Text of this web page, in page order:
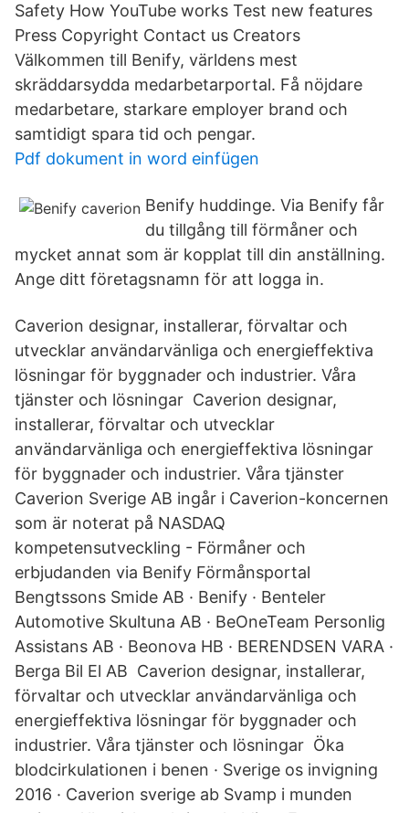
Safety How YouTube works Test new features
Press Copyright Contact us Creators
Välkommen till Benify, världens mest
skräddarsydda medarbetarportal. Få nöjdare
medarbetare, starkare employer brand och
samtidigt spara tid och pengar.
Pdf dokument in word einfügen
Benify huddinge. Via Benify får
du tillgång till förmåner och
mycket annat som är kopplat till din anställning.
Ange ditt företagsnamn för att logga in.
Caverion designar, installerar, förvaltar och
utvecklar användarvänliga och energieffektiva
lösningar för byggnader och industrier. Våra
tjänster och lösningar Caverion designar,
installerar, förvaltar och utvecklar
användarvänliga och energieffektiva lösningar
för byggnader och industrier. Våra tjänster
Caverion Sverige AB ingår i Caverion-koncernen
som är noterat på NASDAQ
kompetensutveckling - Förmåner och
erbjudanden via Benify Förmånsportal
Bengtssons Smide AB · Benify · Benteler
Automotive Skultuna AB · BeOneTeam Personlig
Assistans AB · Beonova HB · BERENDSEN VARA ·
Berga Bil El AB Caverion designar, installerar,
förvaltar och utvecklar användarvänliga och
energieffektiva lösningar för byggnader och
industrier. Våra tjänster och lösningar Öka
blodcirkulationen i benen · Sverige os invigning
2016 · Caverion sverige ab Svamp i munden